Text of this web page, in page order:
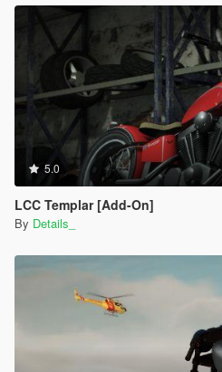
5.0
LCC Templar [Add-On]
By Details_